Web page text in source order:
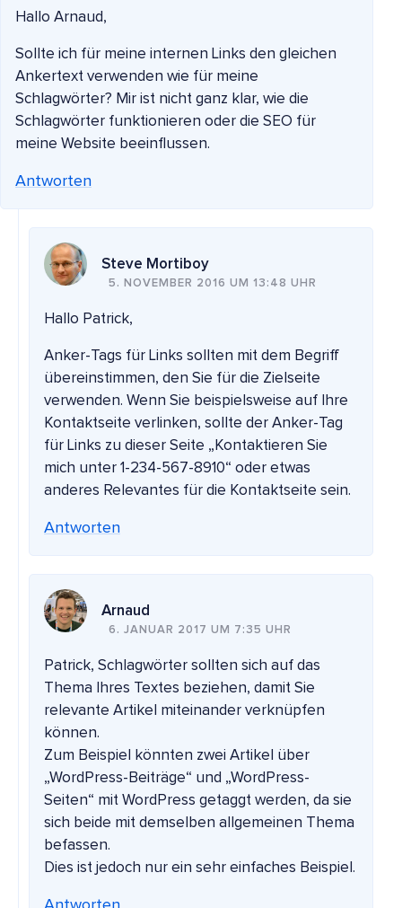
Hallo Arnaud,
Sollte ich für meine internen Links den gleichen
Ankertext verwenden wie für meine
Schlagwörter? Mir ist nicht ganz klar, wie die
Schlagwörter funktionieren oder die SEO für
meine Website beeinflussen.
Antworten
Steve Mortiboy
5. NOVEMBER 2016 UM 13:48 UHR
Hallo Patrick,
Anker-Tags für Links sollten mit dem Begriff
übereinstimmen, den Sie für die Zielseite
verwenden. Wenn Sie beispielsweise auf Ihre
Kontaktseite verlinken, sollte der Anker-Tag
für Links zu dieser Seite „Kontaktieren Sie
mich unter 1-234-567-8910“ oder etwas
anderes Relevantes für die Kontaktseite sein.
Antworten
Arnaud
6. JANUAR 2017 UM 7:35 UHR
Patrick, Schlagwörter sollten sich auf das
Thema Ihres Textes beziehen, damit Sie
relevante Artikel miteinander verknüpfen
können.
Zum Beispiel könnten zwei Artikel über
„WordPress-Beiträge“ und „WordPress-
Seiten“ mit WordPress getaggt werden, da sie
sich beide mit demselben allgemeinen Thema
befassen.
Dies ist jedoch nur ein sehr einfaches Beispiel.